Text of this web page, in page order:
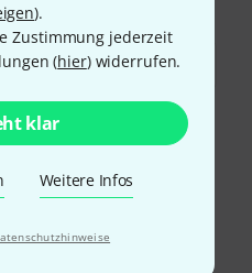
).
Zustimmung jederzeit
(hier) widerrufen.
klar
Weitere Infos
per Nachnahme,
Klarna Sofort bezahlen